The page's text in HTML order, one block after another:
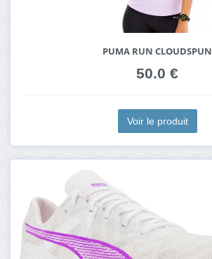
PUMA RUN CLOUDSPUN
50.0 €
Voir le produit